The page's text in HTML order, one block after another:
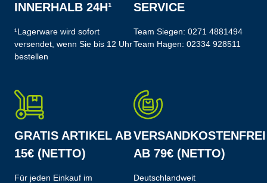
INNERHALB 24H¹
¹Lagerware wird sofort
versendet, wenn Sie bis 12 Uhr
bestellen
SERVICE
Team Siegen: 0271 4881494
Team Hagen: 02334 928511
GRATIS ARTIKEL AB
15€ (NETTO)
Für jeden Einkauf im
VERSANDKOSTENFREI
AB 79€ (NETTO)
Deutschlandweit